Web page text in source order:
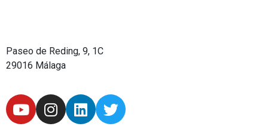
Paseo de Reding, 9, 1C
29016 Málaga
Y
o
I
n
L
i
T
w